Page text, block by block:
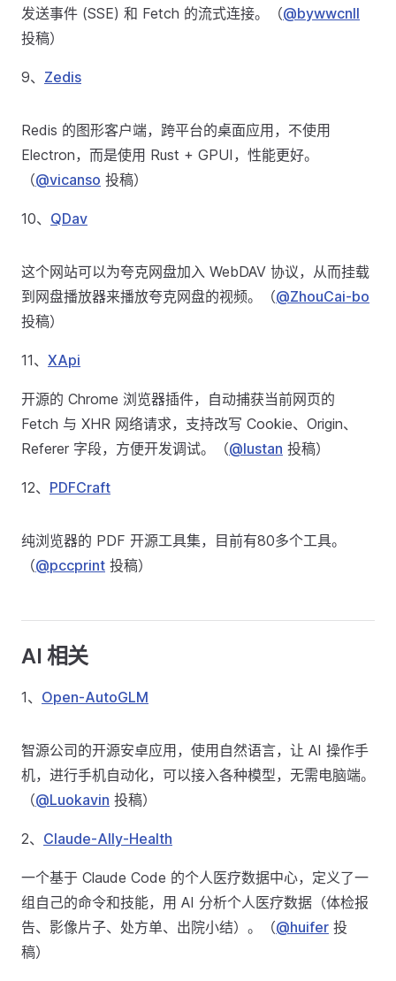
发送事件 (SSE) 和 Fetch 的流式连接。（@bywwcnll
投稿）
9、 Zedis
Redis 的图形客户端，跨平台的桌面应用，不使用
Electron，而是使用 Rust + GPUI，性能更好。
（@vicanso 投稿）
10、 QDav
这个网站可以为夸克网盘加入 WebDAV 协议，从而挂载
到网盘播放器来播放夸克网盘的视频。（@ZhouCai-bo
投稿）
11、 XApi
开源的 Chrome 浏览器插件，自动捕获当前网页的
Fetch 与 XHR 网络请求，支持改写 Cookie、Origin、
Referer 字段，方便开发调试。（@lustan 投稿）
12、 PDFCraft
纯浏览器的 PDF 开源工具集，目前有80多个工具。
（@pccprint 投稿）
AI 相关
1、 Open-AutoGLM
智源公司的开源安卓应用，使用自然语言，让 AI 操作手
机，进行手机自动化，可以接入各种模型，无需电脑端。
（@Luokavin 投稿）
2、 Claude-Ally-Health
一个基于 Claude Code 的个人医疗数据中心，定义了一
组自己的命令和技能，用 AI 分析个人医疗数据（体检报
告、影像片子、处方单、出院小结）。（@huifer 投
稿）